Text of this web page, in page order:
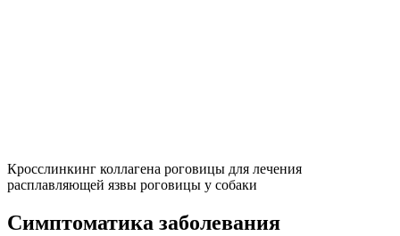
Кросслинкинг коллагена роговицы для лечения
расплавляющей язвы роговицы у собаки
Симптоматика заболевания